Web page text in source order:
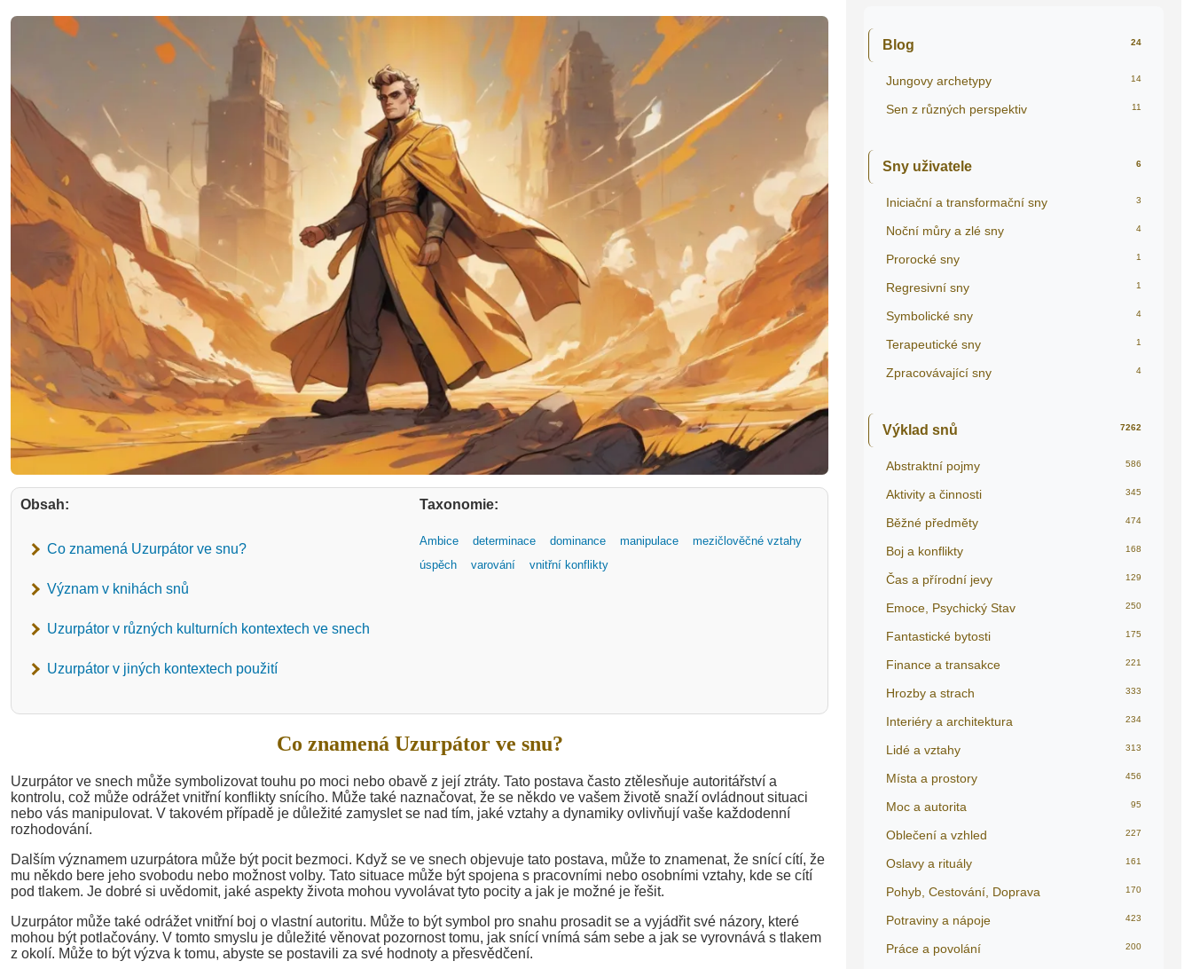
Obsah:
Co znamená Uzurpátor ve snu?
Význam v knihách snů
Uzurpátor v různých kulturních kontextech ve snech
Uzurpátor v jiných kontextech použití
Taxonomie:
Ambice determinace dominance manipulace
mezičlověčné vztahy
úspěch
varování vnitřní konflikty
Co znamená Uzurpátor ve snu?
Uzurpátor ve snech může symbolizovat touhu po moci nebo obavě z její ztráty. Tato postava často ztělesňuje autoritářství a
kontrolu, což může odrážet vnitřní konflikty snícího. Může také naznačovat, že se někdo ve vašem životě snaží ovládnout situaci
nebo vás manipulovat. V takovém případě je důležité zamyslet se nad tím, jaké vztahy a dynamiky ovlivňují vaše každodenní
rozhodování.
Dalším významem uzurpátora může být pocit bezmoci. Když se ve snech objevuje tato postava, může to znamenat, že snící cítí, že
mu někdo bere jeho svobodu nebo možnost volby. Tato situace může být spojena s pracovními nebo osobními vztahy, kde se cítí
pod tlakem. Je dobré si uvědomit, jaké aspekty života mohou vyvolávat tyto pocity a jak je možné je řešit.
Uzurpátor může také odrážet vnitřní boj o vlastní autoritu. Může to být symbol pro snahu prosadit se a vyjádřit své názory, které
mohou být potlačovány. V tomto smyslu je důležité věnovat pozornost tomu, jak snící vnímá sám sebe a jak se vyrovnává s tlakem
z okolí. Může to být výzva k tomu, abyste se postavili za své hodnoty a přesvědčení.
Blog 24
Jungovy archetypy 14
Sen z různých perspektiv 11
Sny uživatele 6
Iniciační a transformační sny 3
Noční můry a zlé sny 4
Prorocké sny 1
Regresivní sny 1
Symbolické sny 4
Terapeutické sny 1
Zpracovávající sny 4
Výklad snů 7262
Abstraktní pojmy 586
Aktivity a činnosti 345
Běžné předměty 474
Boj a konflikty 168
Čas a přírodní jevy 129
Emoce, Psychický Stav 250
Fantastické bytosti 175
Finance a transakce 221
Hrozby a strach 333
Interiéry a architektura 234
Lidé a vztahy 313
Místa a prostory 456
Moc a autorita 95
Oblečení a vzhled 227
Oslavy a rituály 161
Pohyb, Cestování, Doprava 170
Potraviny a nápoje 423
Práce a povolání 200